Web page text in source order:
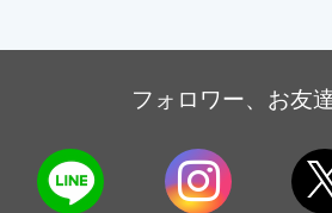
フォロワー、お友